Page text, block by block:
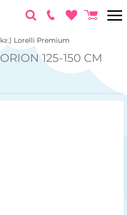
Lorelli Premium
125-150 CM